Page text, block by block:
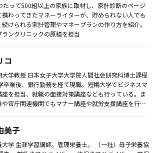
たって500組以上の家族に取材し、家計診断のページ
携わってきたマネーライターが、貯められない人でも
けられる家計管理やマネープランの作り方を紹介。
ランクリニックの原稿を担当
コ
大学教授 日本女子大学大学院人間社会研究科博士課程
卒業後、銀行勤務を経て現職。短期大学でビジネスマ
座を担当、就職の面接対策講座なども行っている。ま
や官庁関連機関でもマナー講座や就労支援講座を行
美子
大学 生涯学習講師。管理栄養士。 （一社）母子栄養協